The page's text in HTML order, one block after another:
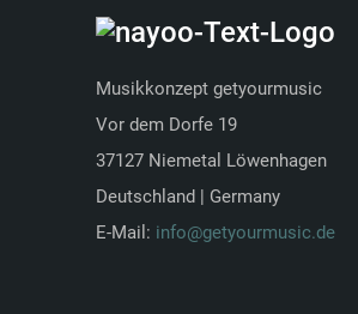
Musikkonzept getyourmusic
Vor dem Dorfe 19
37127 Niemetal Löwenhagen
Deutschland | Germany
E-Mail: info@getyourmusic.de